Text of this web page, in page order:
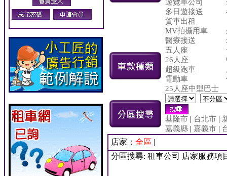
遊覽車公司
多日遊接送
貨車出租
MV拍攝用車
醫療接送
五人座
26人座
超級跑車
電動車
25人座中型巴士
基隆市 | 台北市 |
嘉義縣 | 嘉義市 |
店家： 全區 |
分區搜尋: 租車公司 店家服務項